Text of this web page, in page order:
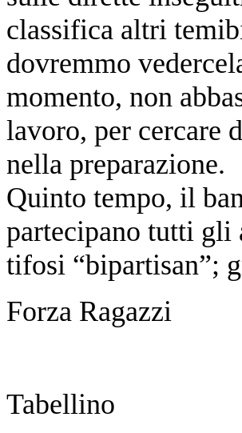
classifica altri
dovremmo
momento, non
lavoro, per cercare
nella preparazione.
Quinto tempo, il
partecipano tutti gli
tifosi “bipartisan”;
Forza Ragazzi
Tabellino